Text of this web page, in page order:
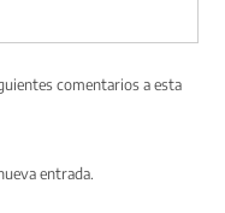
comentarios a esta
entrada.